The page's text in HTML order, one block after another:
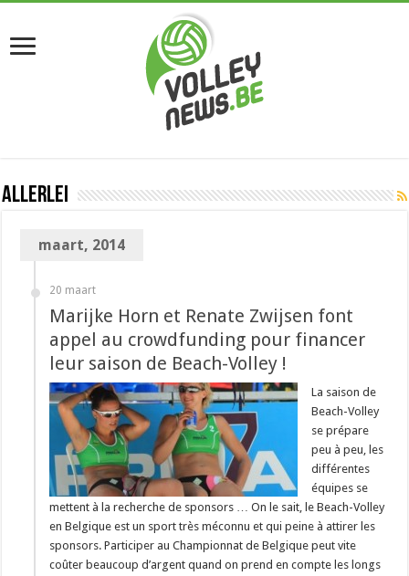
Allerlei
maart, 2014
20 maart
Marijke Horn et Renate Zwijsen font
appel au crowdfunding pour financer
leur saison de Beach-Volley !
La saison de
Beach-Volley
se prépare
peu à peu, les
différentes
équipes se
mettent à la recherche de sponsors … On le sait, le Beach-Volley
en Belgique est un sport très méconnu et qui peine à attirer les
sponsors. Participer au Championnat de Belgique peut vite
coûter beaucoup d’argent quand on prend en compte les longs